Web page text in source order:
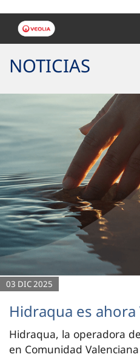
NOTICIAS
03 DIC 2025
Hidraqua es ahora
Hidraqua, la operadora
en Comunidad